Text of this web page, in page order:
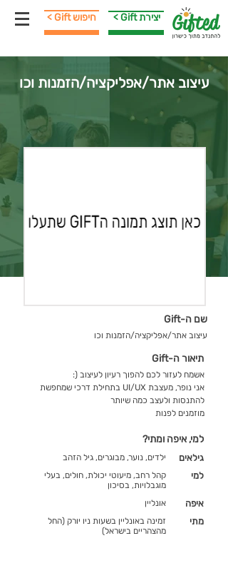
< Gift חיפוש < Gift יצירת
עיצוב אתר/אפליקציה/הזמנות וכו
שם ה-Gift
עיצוב אתר/אפליקציה/הזמנות וכו
תיאור ה-Gift
אשמח לעזור לכם להפוך רעיון לעיצוב (:
אני נופר, מעצבת UI/UX בתחילת דרכי שמחפשת
להתנסות ולעצב כמה שיותר
מוזמנים לפנות
למי, איפה ומתי?
ילדים, נוער, מבוגרים, גיל הזהב גילאים
קהל רחב, מיעוטי יכולת, חולים, בעלי
מוגבלויות, בסיכון
למי
אונליין איפה
זמינה באונליין בשעות ניו יורק (החל
מהצהריים בישראל)
מתי